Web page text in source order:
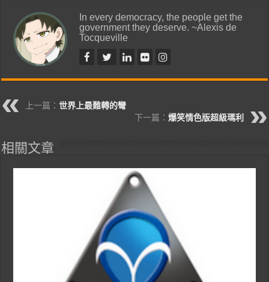
In every democracy, the people get the
government they deserve. ~Alexis de
Tocqueville
上一篇：世界上最難轉的彎
下一篇： 爆笑情色版超級瑪利
相關文章